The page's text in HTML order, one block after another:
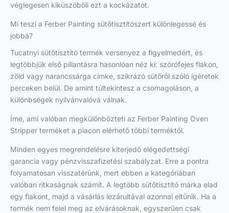
véglegesen kiküszöböli ezt a kockázatot.
Mi teszi a Ferber Painting sütőtisztítószert különlegessé és
jobbá?
Tucatnyi sütőtisztító termék versenyez a figyelmedért, és
legtöbbjük első pillantásra hasonlóan néz ki: szórófejes flakon,
zöld vagy narancssárga címke, szikrázó sütőről szóló ígéretek
perceken belül. De amint túltekintesz a csomagoláson, a
különbségek nyilvánvalóvá válnak.
Íme, ami valóban megkülönbözteti az Ferber Painting Oven
Stripper terméket a piacon elérhető többi terméktől.
Minden egyes megrendelésre kiterjedő elégedettségi
garancia vagy pénzvisszafizetési szabályzat. Erre a pontra
folyamatosan visszatérünk, mert ebben a kategóriában
valóban ritkaságnak számít. A legtöbb sütőtisztító márka elad
egy flakont, majd a vásárlás lezárultával azonnal eltűnik. Ha a
termék nem felel meg az elvárásoknak, egyszerűen csak